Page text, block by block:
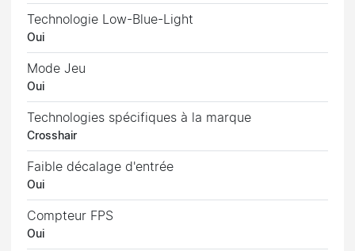
Technologie Low-Blue-Light
Oui
Mode Jeu
Oui
Technologies spécifiques à la marque
Crosshair
Faible décalage d'entrée
Oui
Compteur FPS
Oui